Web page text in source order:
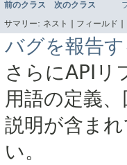
前のクラス 次のクラス
サマリー: ネスト | フィールド |
バグを報告
さらにAPIリ
用語の定義
説明が含ま
い。